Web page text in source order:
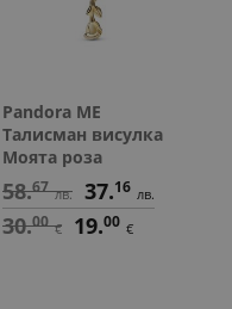
Pandora ME
Талисман висулка
Моята роза
58.67 лв. 37.16 лв.
30.00 € 19.00 €